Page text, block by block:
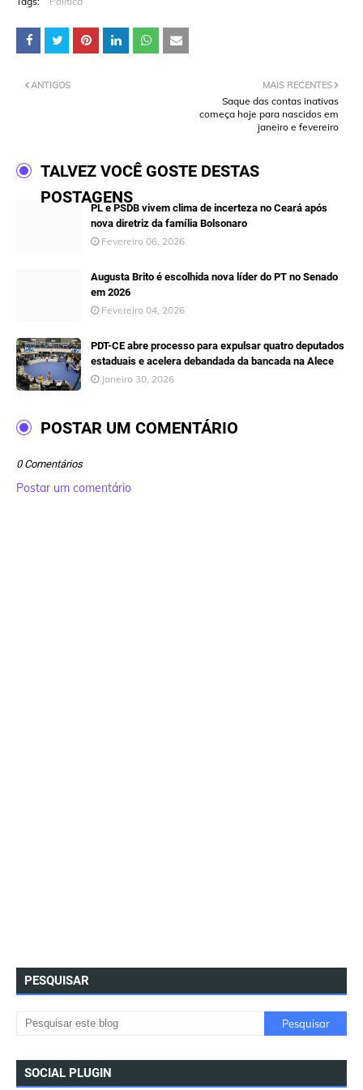
MAIS RECENTES
Saque das contas inativas
começa hoje para nascidos em
janeiro e fevereiro
ANTIGOS
TALVEZ VOCÊ GOSTE DESTAS
POSTAGENS
PL e PSDB vivem clima de incerteza no Ceará após
nova diretriz da família Bolsonaro
Fevereiro 06, 2026
Augusta Brito é escolhida nova líder do PT no Senado
em 2026
Fevereiro 04, 2026
PDT-CE abre processo para expulsar quatro deputados
estaduais e acelera debandada da bancada na Alece
Janeiro 30, 2026
POSTAR UM COMENTÁRIO
0 Comentários
Postar um comentário
PESQUISAR
SOCIAL PLUGIN